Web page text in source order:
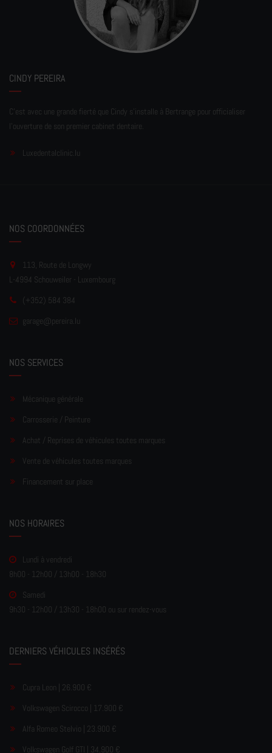
CINDY PEREIRA
C'est avec une grande fierté que Cindy s'installe à Bertrange pour officialiser
l'ouverture de son premier cabinet dentaire.
Luxedentalclinic.lu
NOS COORDONNÉES
113, Route de Longwy
L-4994 Schouweiler - Luxembourg
(+352) 584 384
garage@pereira.lu
NOS SERVICES
Mécanique générale
Carrosserie / Peinture
Achat / Reprises de véhicules toutes marques
Vente de véhicules toutes marques
Financement sur place
NOS HORAIRES
Lundi à vendredi
8h00 - 12h00 / 13h00 - 18h30
Samedi
9h30 - 12h00 / 13h30 - 18h00 ou sur rendez-vous
DERNIERS VÉHICULES INSÉRÉS
Cupra Leon | 26.900 €
Volkswagen Scirocco | 17.900 €
Alfa Romeo Stelvio | 23.900 €
Volkswagen Golf GTI | 34.900 €